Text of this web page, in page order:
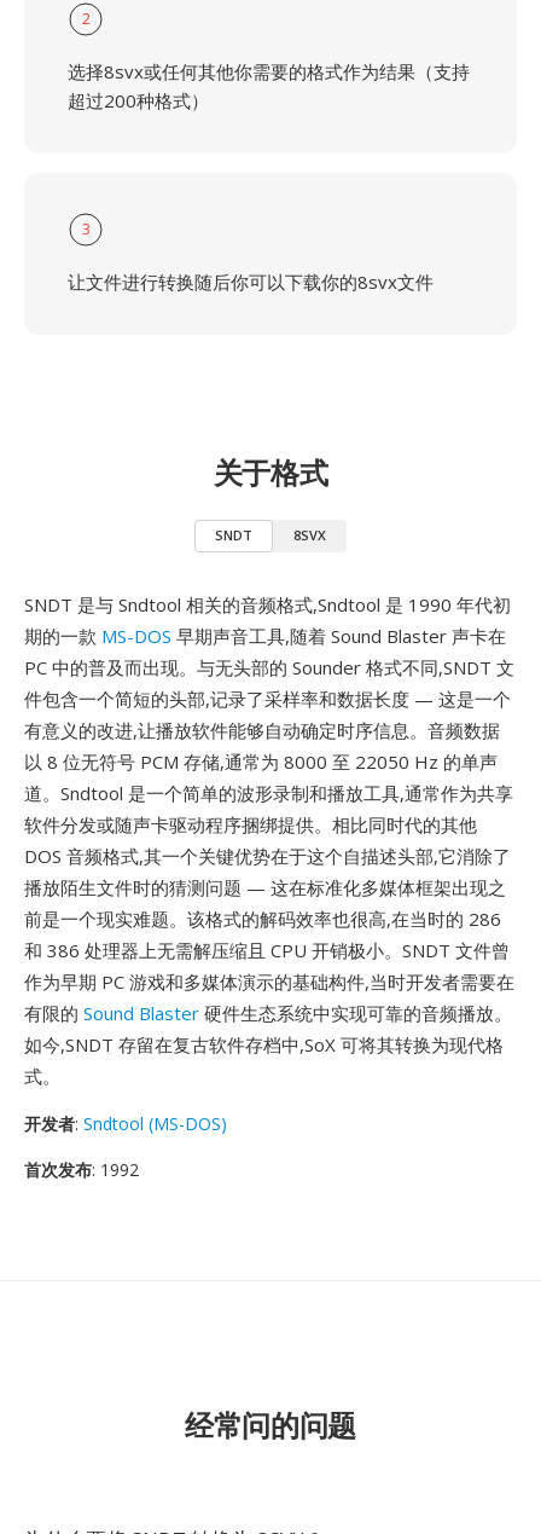
2
选择8svx或任何其他你需要的格式作为结果（支持
超过200种格式）
3
让文件进行转换随后你可以下载你的8svx文件
关于格式
SNDT 8SVX
SNDT 是与 Sndtool 相关的音频格式,Sndtool 是 1990 年代初
期的一款 MS-DOS 早期声音工具,随着 Sound Blaster 声卡在
PC 中的普及而出现。与无头部的 Sounder 格式不同,SNDT 文
件包含一个简短的头部,记录了采样率和数据长度 — 这是一个
有意义的改进,让播放软件能够自动确定时序信息。音频数据
以 8 位无符号 PCM 存储,通常为 8000 至 22050 Hz 的单声
道。Sndtool 是一个简单的波形录制和播放工具,通常作为共享
软件分发或随声卡驱动程序捆绑提供。相比同时代的其他
DOS 音频格式,其一个关键优势在于这个自描述头部,它消除了
播放陌生文件时的猜测问题 — 这在标准化多媒体框架出现之
前是一个现实难题。该格式的解码效率也很高,在当时的 286
和 386 处理器上无需解压缩且 CPU 开销极小。SNDT 文件曾
作为早期 PC 游戏和多媒体演示的基础构件,当时开发者需要在
有限的 Sound Blaster 硬件生态系统中实现可靠的音频播放。
如今,SNDT 存留在复古软件存档中,SoX 可将其转换为现代格
式。
开发者: Sndtool (MS-DOS)
首次发布: 1992
经常问的问题